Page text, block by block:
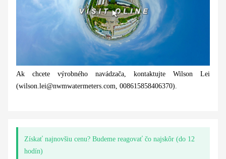
Ak chcete výrobného navádzača, kontaktujte Wilson Lei
(wilson.lei@nwmwatermeters.com, 008615858406370).
Získať najnovšiu cenu? Budeme reagovať čo najskôr (do 12
hodín)